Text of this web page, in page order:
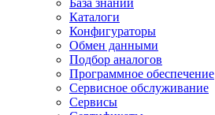
Каталоги
Конфигураторы
Обмен данными
Подбор аналогов
Программное обеспечение
Сервисное обслуживание
Сервисы